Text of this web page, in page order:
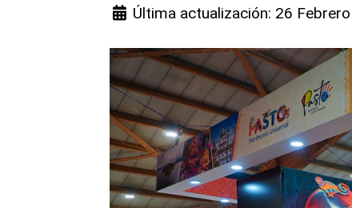
Última actualización: 26